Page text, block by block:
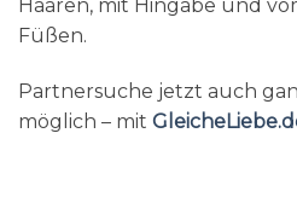
Haaren, mit Hingabe und
Füßen.
Partnersuche jetzt auch
möglich – mit